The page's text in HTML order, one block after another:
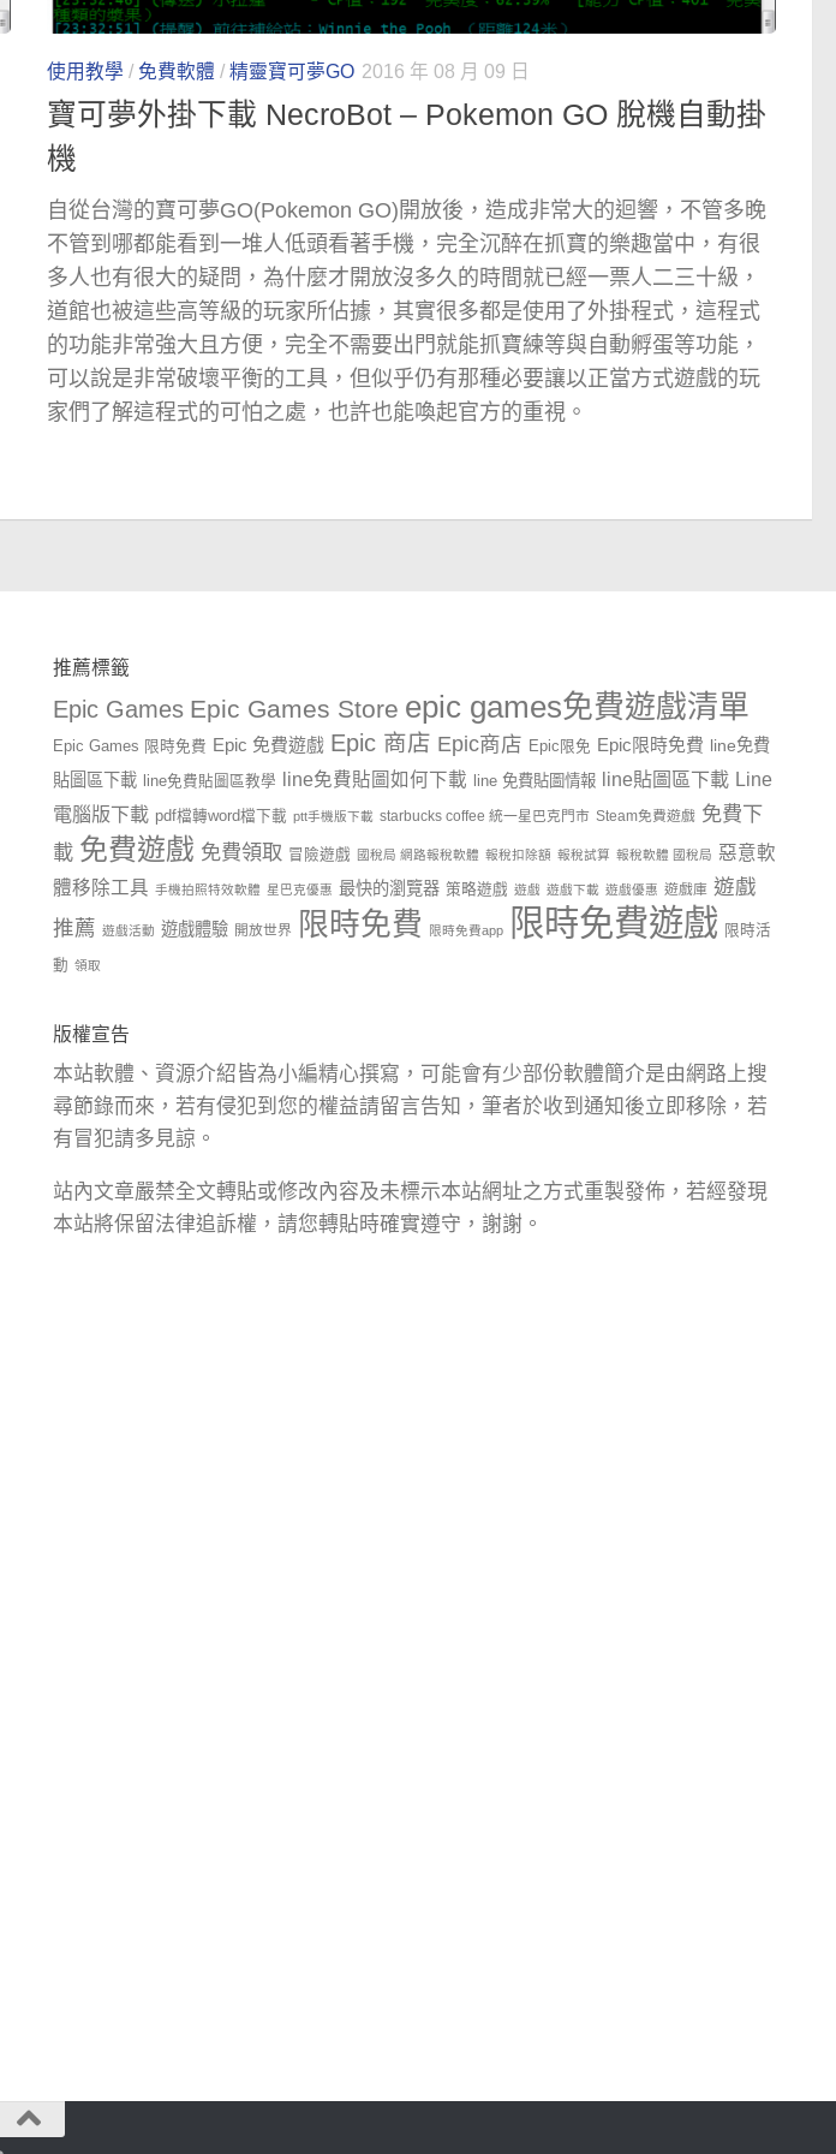
使用教學 / 免費軟體 / 精靈寶可夢GO 2016 年 08 月 09 日
寶可夢外掛下載 NecroBot – Pokemon GO 脫機自動掛
機
自從台灣的寶可夢GO(Pokemon GO)開放後，造成非常大的迴響，不管多晚
不管到哪都能看到一堆人低頭看著手機，完全沉醉在抓寶的樂趣當中，有很
多人也有很大的疑問，為什麼才開放沒多久的時間就已經一票人二三十級，
道館也被這些高等級的玩家所佔據，其實很多都是使用了外掛程式，這程式
的功能非常強大且方便，完全不需要出門就能抓寶練等與自動孵蛋等功能，
可以說是非常破壞平衡的工具，但似乎仍有那種必要讓以正當方式遊戲的玩
家們了解這程式的可怕之處，也許也能喚起官方的重視。
推薦標籤
Epic Games Epic Games Store epic games免費遊戲清單
Epic Games 限時免費 Epic 免費遊戲 Epic 商店 Epic商店 Epic限免 Epic限時免費 line免費
貼圖區下載
line免費貼圖區教學 line免費貼圖如何下載 line 免費貼圖情報 line貼圖區下載 Line
電腦版下載 pdf檔轉word檔下載 ptt手機版下載 starbucks coffee 統一星巴克門市 Steam免費遊戲 免費下
載 免費遊戲 免費領取 冒險遊戲 國稅局 網路報稅軟體 報稅扣除額 報稅試算 報稅軟體 國稅局 惡意軟
體移除工具 手機拍照特效軟體 星巴克優惠 最快的瀏覽器 策略遊戲 遊戲 遊戲下載 遊戲優惠 遊戲庫 遊戲
推薦 遊戲活動 遊戲體驗 開放世界 限時免費 限時免費app 限時免費遊戲 限時活
動 領取
版權宣告
本站軟體、資源介紹皆為小編精心撰寫，可能會有少部份軟體簡介是由網路上搜
尋節錄而來，若有侵犯到您的權益請留言告知，筆者於收到通知後立即移除，若
有冒犯請多見諒。
站內文章嚴禁全文轉貼或修改內容及未標示本站網址之方式重製發佈，若經發現
本站將保留法律追訴權，請您轉貼時確實遵守，謝謝。